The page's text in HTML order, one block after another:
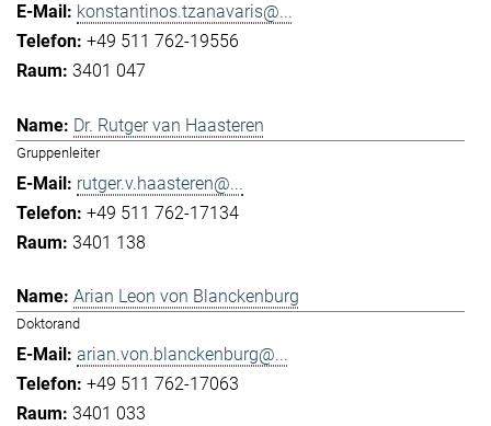
konstantinos.tzanavaris@...
+49 511 762-19556
3401 047
Dr. Rutger van Haasteren
Gruppenleiter
rutger.v.haasteren@...
+49 511 762-17134
3401 138
Arian Leon von Blanckenburg
Doktorand
arian.von.blanckenburg@...
+49 511 762-17063
3401 033